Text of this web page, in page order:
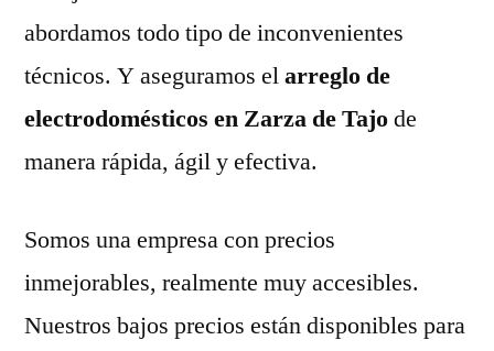
abordamos todo tipo de inconvenientes
técnicos. Y aseguramos elarreglo de
electrodomésticos en Zarza de Tajode
manera rápida, ágil y efectiva.
Somos una empresa con precios
inmejorables, realmente muy accesibles.
Nuestros bajos precios están disponibles para